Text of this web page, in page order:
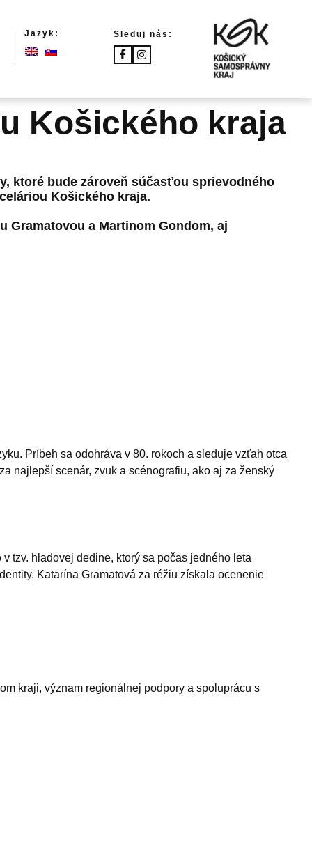
Jazyk: Sleduj nás:
Košického kraja
ktoré bude zároveň súčasťou sprievodného
Košického kraja.
Gramatovou a Martinom Gondom, aj
Príbeh sa odohráva v 80. rokoch a sleduje vzťah otca
najlepší scenár, zvuk a scénografiu, ako aj za ženský
tzv. hladovej dedine, ktorý sa počas jedného leta
Katarína Gramatová za réžiu získala ocenenie
kraji, význam regionálnej podpory a spoluprácu s